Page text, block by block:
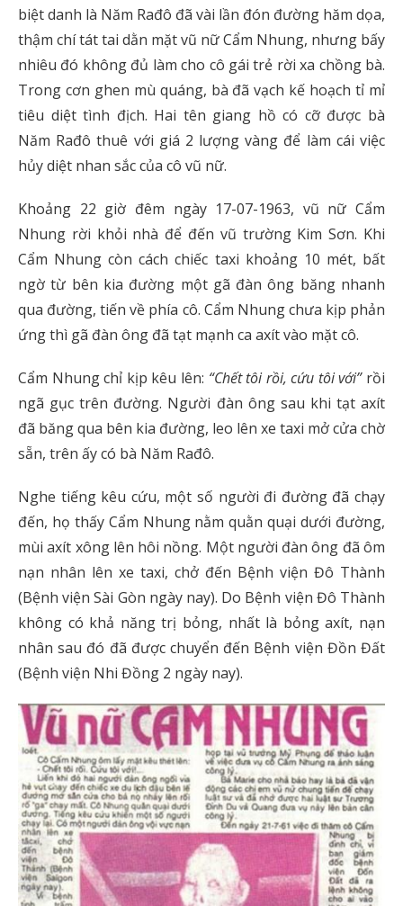
biệt danh là Năm Rađô đã vài lần đón đường hăm dọa,
thậm chí tát tai dằn mặt vũ nữ Cẩm Nhung, nhưng bấy
nhiêu đó không đủ làm cho cô gái trẻ rời xa chồng bà.
Trong cơn ghen mù quáng, bà đã vạch kế hoạch tỉ mỉ
tiêu diệt tình địch. Hai tên giang hồ có cỡ được bà
Năm Rađô thuê với giá 2 lượng vàng để làm cái việc
hủy diệt nhan sắc của cô vũ nữ.
Khoảng 22 giờ đêm ngày 17-07-1963, vũ nữ Cẩm
Nhung rời khỏi nhà để đến vũ trường Kim Sơn. Khi
Cẩm Nhung còn cách chiếc taxi khoảng 10 mét, bất
ngờ từ bên kia đường một gã đàn ông băng nhanh
qua đường, tiến về phía cô. Cẩm Nhung chưa kịp phản
ứng thì gã đàn ông đã tạt mạnh ca axít vào mặt cô.
Cẩm Nhung chỉ kịp kêu lên: “Chết tôi rồi, cứu tôi với”rồi
ngã gục trên đường. Người đàn ông sau khi tạt axít
đã băng qua bên kia đường, leo lên xe taxi mở cửa chờ
sẵn, trên ấy có bà Năm Rađô.
Nghe tiếng kêu cứu, một số người đi đường đã chạy
đến, họ thấy Cẩm Nhung nằm quằn quại dưới đường,
mùi axít xông lên hôi nồng. Một người đàn ông đã ôm
nạn nhân lên xe taxi, chở đến Bệnh viện Đô Thành
(Bệnh viện Sài Gòn ngày nay). Do Bệnh viện Đô Thành
không có khả năng trị bỏng, nhất là bỏng axít, nạn
nhân sau đó đã được chuyển đến Bệnh viện Đồn Đất
(Bệnh viện Nhi Đồng 2 ngày nay).